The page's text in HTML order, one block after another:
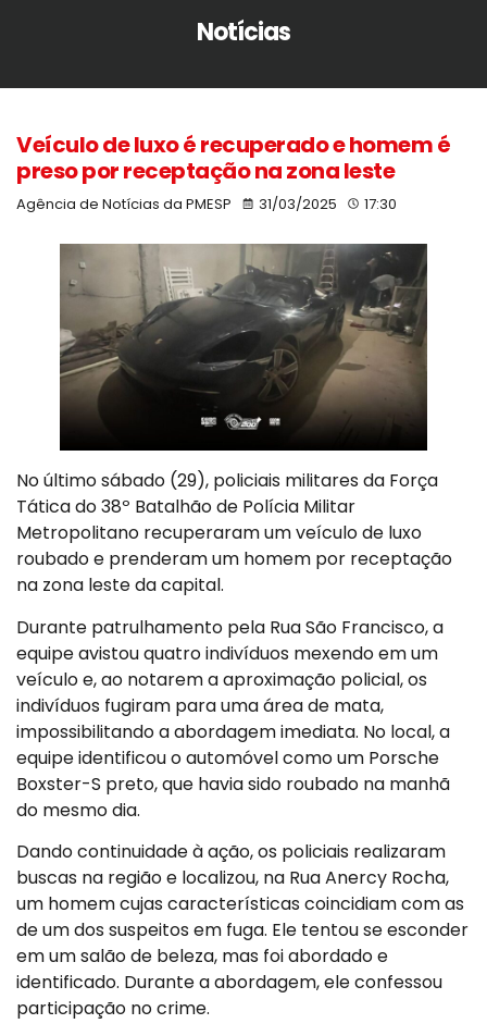
Notícias
Veículo de luxo é recuperado e homem é
preso por receptação na zona leste
Agência de Notícias da PMESP 31/03/2025 17:30
No último sábado (29), policiais militares da Força
Tática do 38º Batalhão de Polícia Militar
Metropolitano recuperaram um veículo de luxo
roubado e prenderam um homem por receptação
na zona leste da capital.
Durante patrulhamento pela Rua São Francisco, a
equipe avistou quatro indivíduos mexendo em um
veículo e, ao notarem a aproximação policial, os
indivíduos fugiram para uma área de mata,
impossibilitando a abordagem imediata. No local, a
equipe identificou o automóvel como um Porsche
Boxster-S preto, que havia sido roubado na manhã
do mesmo dia.
Dando continuidade à ação, os policiais realizaram
buscas na região e localizou, na Rua Anercy Rocha,
um homem cujas características coincidiam com as
de um dos suspeitos em fuga. Ele tentou se esconder
em um salão de beleza, mas foi abordado e
identificado. Durante a abordagem, ele confessou
participação no crime.